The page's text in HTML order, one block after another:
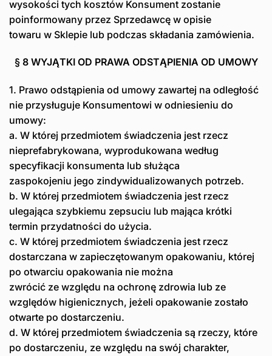
wysokości tych kosztów Konsument zostanie
poinformowany przez Sprzedawcę w opisie
towaru w Sklepie lub podczas składania zamówienia.
§ 8 WYJĄTKI OD PRAWA ODSTĄPIENIA OD UMOWY
1. Prawo odstąpienia od umowy zawartej na odległość
nie przysługuje Konsumentowi w odniesieniu do
umowy:
a. W której przedmiotem świadczenia jest rzecz
nieprefabrykowana, wyprodukowana według
specyfikacji konsumenta lub służąca
zaspokojeniu jego zindywidualizowanych potrzeb.
b. W której przedmiotem świadczenia jest rzecz
ulegająca szybkiemu zepsuciu lub mająca krótki
termin przydatności do użycia.
c. W której przedmiotem świadczenia jest rzecz
dostarczana w zapieczętowanym opakowaniu, której
po otwarciu opakowania nie można
zwrócić ze względu na ochronę zdrowia lub ze
względów higienicznych, jeżeli opakowanie zostało
otwarte po dostarczeniu.
d. W której przedmiotem świadczenia są rzeczy, które
po dostarczeniu, ze względu na swój charakter,